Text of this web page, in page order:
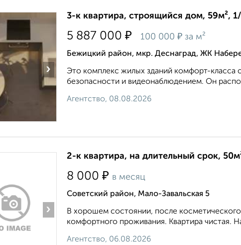
›
3-к квартира, строящийся дом, 59м²,
5 887 000 ₽ 100 000 ₽ за м²
Бежицкий район, мкр. Деснаград, ЖК
Это комплекс жилых зданий комфорт-
безопасности и видеонаблюдением. Он
Агентство, 08.08.2026
›
2-к квартира, на длительный срок,
8 000 ₽ в месяц
Советский район, Мало-Завальская 5
В хорошем состоянии, после
комфортного проживания. Квартира чистая.
Агентство, 06.08.2026